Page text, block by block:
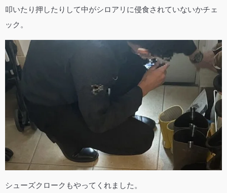
叩いたり押したりして中がシロアリに侵食されていないかチェ
ック。
シューズクロークもやってくれました。